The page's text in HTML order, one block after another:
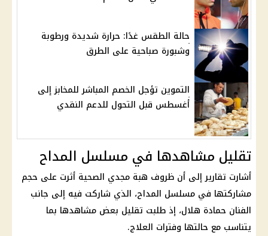
حالة الطقس غدًا: حرارة شديدة ورطوبة
وشبورة صباحية على الطرق
التموين تؤجل الخصم المباشر للمخابز إلى
أغسطس قبل التحول للدعم النقدي
تقليل مشاهدها في مسلسل المداح
أشارت تقارير إلى أن ظروف هبة مجدي الصحية أثرت على حجم
مشاركتها في مسلسل المداح، الذي شاركت فيه إلى جانب
الفنان حمادة هلال، إذ طلبت تقليل بعض مشاهدها بما
يتناسب مع حالتها وفترات العلاج.